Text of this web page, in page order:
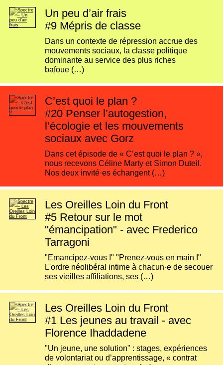
Un peu d’air frais
#9 Mépris de classe
Dans un contexte de répression accrue des
mouvements sociaux, la classe politique
dominante au service des plus riches
bafoue (…)
C’est quoi le plan ?
#20 Penser l’autogestion,
l’écologie et les mouvements
sociaux avec Gorz
Dans cet épisode de « C’est quoi le plan ? »,
nous recevons Céline Marty et Simon Duteil.
Nos deux invité·es échangent (…)
Les Oreilles Loin du Front
#5 Retour sur le mot
"émancipation" - avec Frederico
Tarragoni
"Emancipez-vous !" "Prenez-vous en main !"
L'ordre néolibéral intime à chacun·e de secouer
ses vieilles affiliations, ses (…)
Les Oreilles Loin du Front
#1 Les jeunes au travail - avec
Florence Ihaddadene
"Un jeune, une solution" : stages, expériences
de volontariat ou d’apprentissage, « contrat